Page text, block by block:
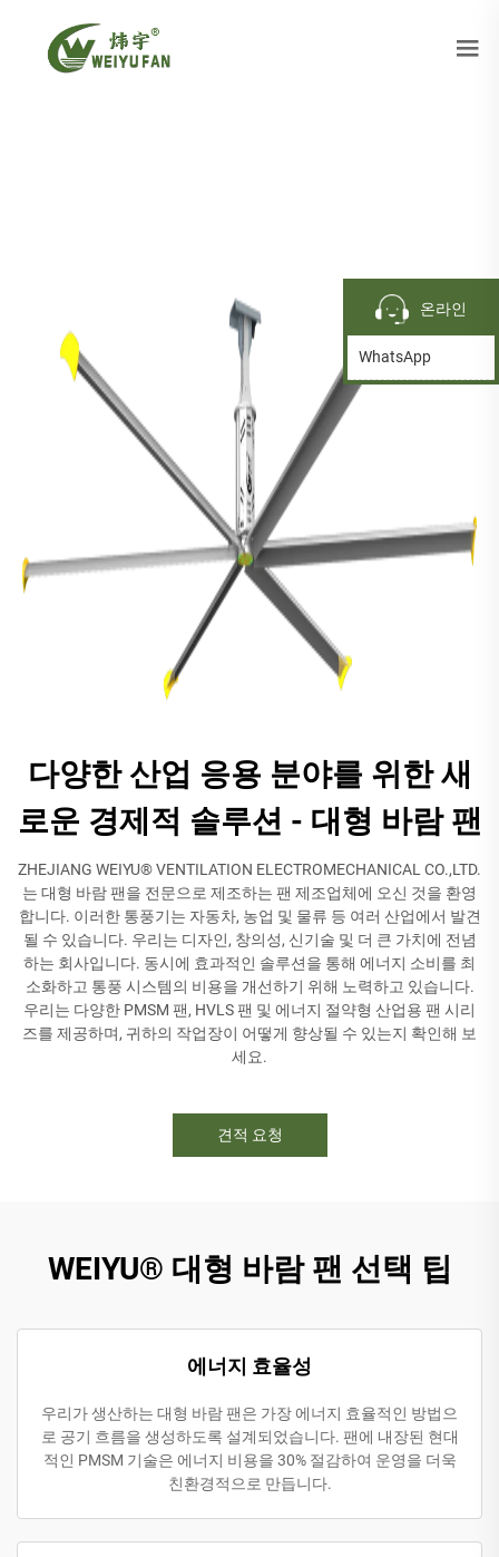
다양한 산업 응용 분야를 위한 새
로운 경제적 솔루션 - 대형 바람 팬
ZHEJIANG WEIYU® VENTILATION ELECTROMECHANICAL CO.,LTD.
는 대형 바람 팬을 전문으로 제조하는 팬 제조업체에 오신 것을 환영
합니다. 이러한 통풍기는 자동차, 농업 및 물류 등 여러 산업에서 발견
될 수 있습니다. 우리는 디자인, 창의성, 신기술 및 더 큰 가치에 전념
하는 회사입니다. 동시에 효과적인 솔루션을 통해 에너지 소비를 최
소화하고 통풍 시스템의 비용을 개선하기 위해 노력하고 있습니다.
우리는 다양한 PMSM 팬, HVLS 팬 및 에너지 절약형 산업용 팬 시리
즈를 제공하며, 귀하의 작업장이 어떻게 향상될 수 있는지 확인해 보
세요.
견적 요청
WEIYU® 대형 바람 팬 선택 팁
에너지 효율성
우리가 생산하는 대형 바람 팬은 가장 에너지 효율적인 방법으
로 공기 흐름을 생성하도록 설계되었습니다. 팬에 내장된 현대
적인 PMSM 기술은 에너지 비용을 30% 절감하여 운영을 더욱
친환경적으로 만듭니다.
온라인
WhatsApp